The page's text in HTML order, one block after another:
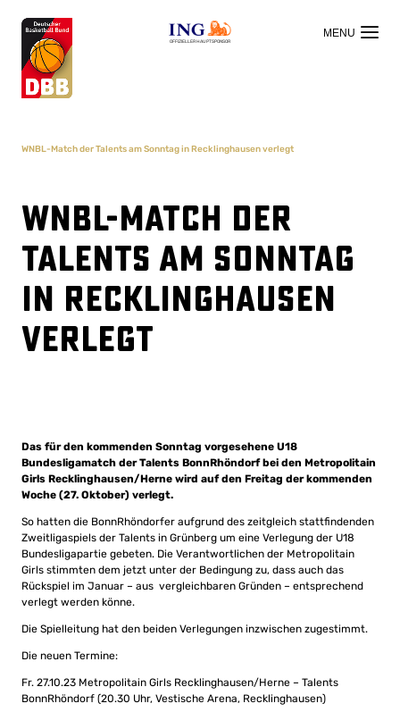
OFFIZIELLER HAUPTSPONSOR
WNBL-Match der Talents am Sonntag in Recklinghausen verlegt
WNBL-Match der
Talents am Sonntag
in Recklinghausen
verlegt
Das für den kommenden Sonntag vorgesehene U18
Bundesligamatch der Talents BonnRhöndorf bei den Metropolitain
Girls Recklinghausen/Herne wird auf den Freitag der kommenden
Woche (27. Oktober) verlegt.
So hatten die BonnRhöndorfer aufgrund des zeitgleich stattfindenden
Zweitligaspiels der Talents in Grünberg um eine Verlegung der U18
Bundesligapartie gebeten. Die Verantwortlichen der Metropolitain
Girls stimmten dem jetzt unter der Bedingung zu, dass auch das
Rückspiel im Januar – aus vergleichbaren Gründen – entsprechend
verlegt werden könne.
Die Spielleitung hat den beiden Verlegungen inzwischen zugestimmt.
Die neuen Termine:
Fr. 27.10.23 Metropolitain Girls Recklinghausen/Herne – Talents
BonnRhöndorf (20.30 Uhr, Vestische Arena, Recklinghausen)